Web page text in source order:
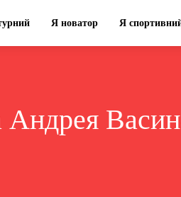
Я новатор Я
Андрея